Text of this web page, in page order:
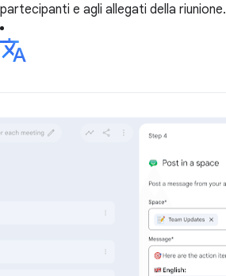
partecipanti e agli allegati della riunione.